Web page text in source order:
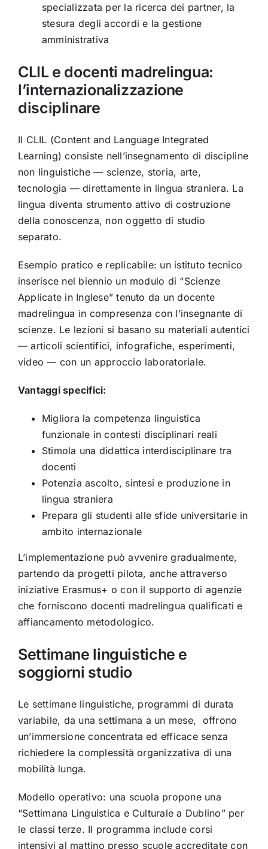
specializzata per la ricerca dei partner, la
stesura degli accordi e la gestione
amministrativa
CLIL e docenti madrelingua:
l’internazionalizzazione
disciplinare
Il CLIL (Content and Language Integrated
Learning) consiste nell’insegnamento di discipline
non linguistiche — scienze, storia, arte,
tecnologia — direttamente in lingua straniera. La
lingua diventa strumento attivo di costruzione
della conoscenza, non oggetto di studio
separato.
Esempio pratico e replicabile: un istituto tecnico
inserisce nel biennio un modulo di “Scienze
Applicate in Inglese” tenuto da un docente
madrelingua in compresenza con l’insegnante di
scienze. Le lezioni si basano su materiali autentici
— articoli scientifici, infografiche, esperimenti,
video — con un approccio laboratoriale.
Vantaggi specifici:
Migliora la competenza linguistica
funzionale in contesti disciplinari reali
Stimola una didattica interdisciplinare tra
docenti
Potenzia ascolto, sintesi e produzione in
lingua straniera
Prepara gli studenti alle sfide universitarie in
ambito internazionale
L’implementazione può avvenire gradualmente,
partendo da progetti pilota, anche attraverso
iniziative Erasmus+ o con il supporto di agenzie
che forniscono docenti madrelingua qualificati e
affiancamento metodologico.
Settimane linguistiche e
soggiorni studio
Le settimane linguistiche, programmi di durata
variabile, da una settimana a un mese, offrono
un’immersione concentrata ed efficace senza
richiedere la complessità organizzativa di una
mobilità lunga.
Modello operativo: una scuola propone una
“Settimana Linguistica e Culturale a Dublino” per
le classi terze. Il programma include corsi
intensivi al mattino presso scuole accreditate con